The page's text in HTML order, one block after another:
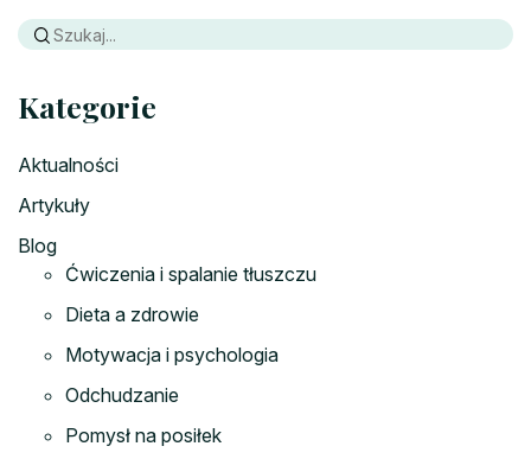
Kategorie
Aktualności
Artykuły
Blog
Ćwiczenia i spalanie tłuszczu
Dieta a zdrowie
Motywacja i psychologia
Odchudzanie
Pomysł na posiłek